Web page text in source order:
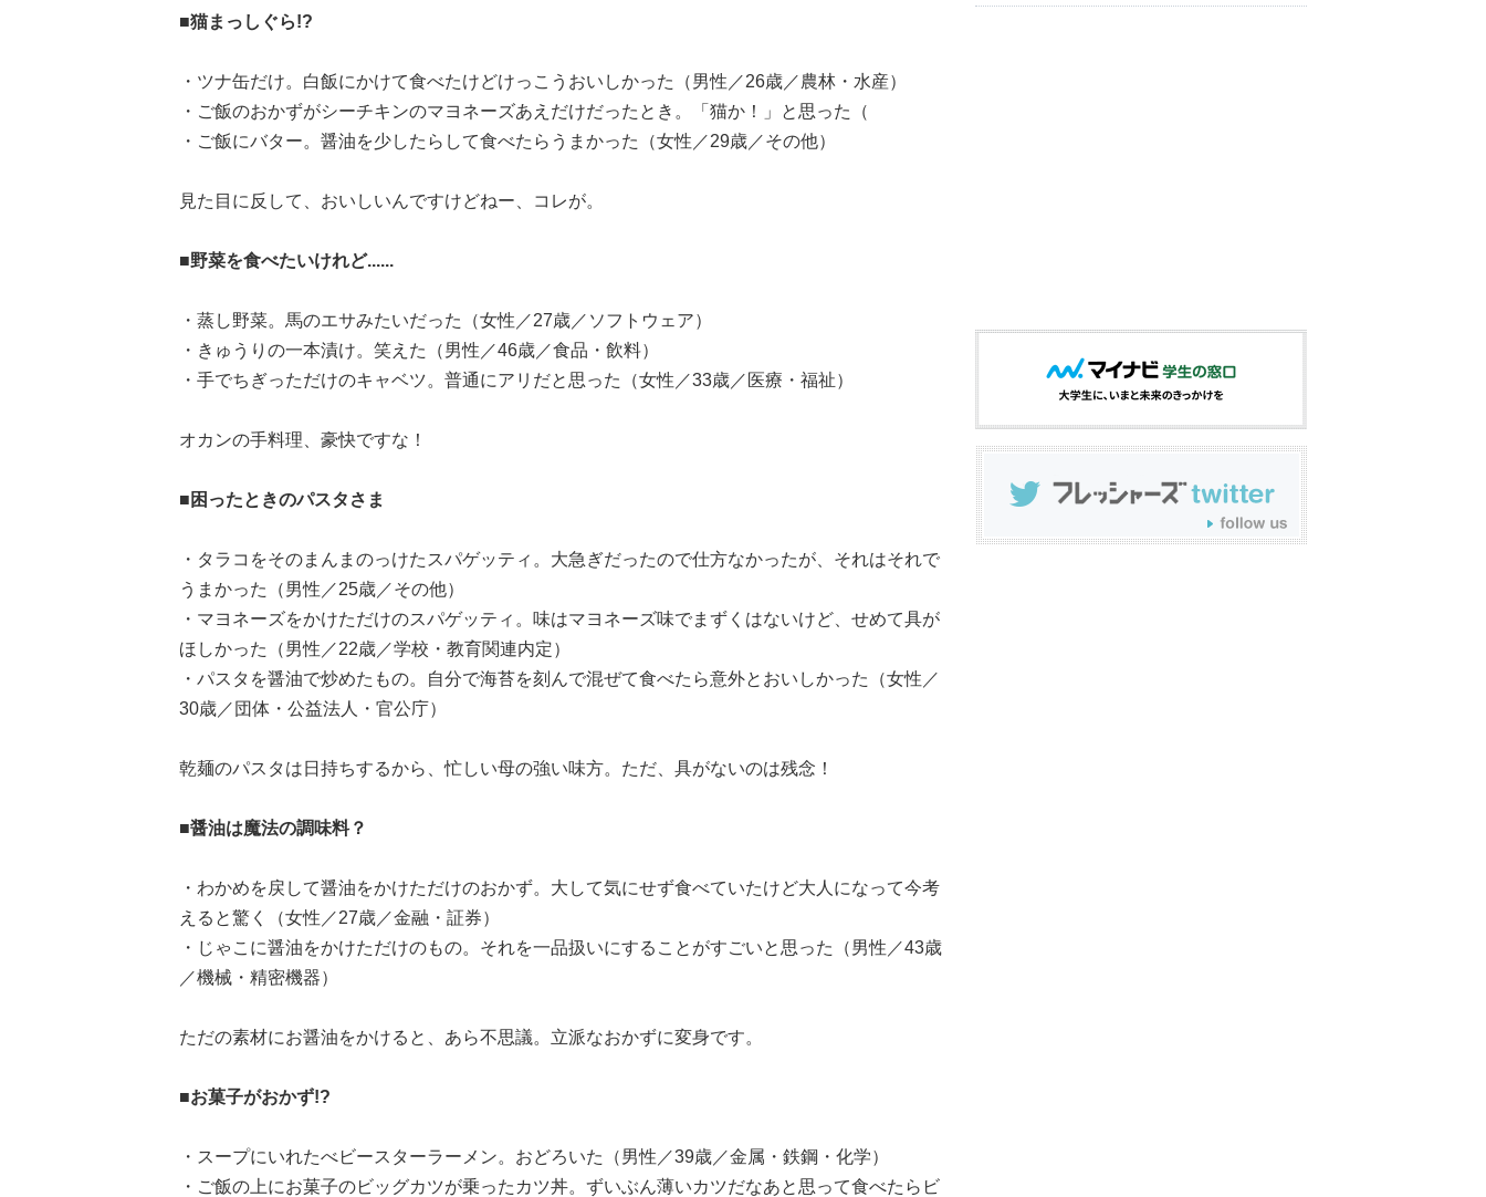
■猫まっしぐら!?
・ツナ缶だけ。白飯にかけて食べたけどけっこうおいしかった（男性／26歳／農林・水産）
・ご飯のおかずがシーチキンのマヨネーズあえだけだったとき。「猫か！」と思った（
・ご飯にバター。醤油を少したらして食べたらうまかった（女性／29歳／その他）
見た目に反して、おいしいんですけどねー、コレが。
■野菜を食べたいけれど......
・蒸し野菜。馬のエサみたいだった（女性／27歳／ソフトウェア）
・きゅうりの一本漬け。笑えた（男性／46歳／食品・飲料）
・手でちぎっただけのキャベツ。普通にアリだと思った（女性／33歳／医療・福祉）
オカンの手料理、豪快ですな！
■困ったときのパスタさま
・タラコをそのまんまのっけたスパゲッティ。大急ぎだったので仕方なかったが、それはそれで
うまかった（男性／25歳／その他）
・マヨネーズをかけただけのスパゲッティ。味はマヨネーズ味でまずくはないけど、せめて具が
ほしかった（男性／22歳／学校・教育関連内定）
・パスタを醤油で炒めたもの。自分で海苔を刻んで混ぜて食べたら意外とおいしかった（女性／
30歳／団体・公益法人・官公庁）
乾麺のパスタは日持ちするから、忙しい母の強い味方。ただ、具がないのは残念！
■醤油は魔法の調味料？
・わかめを戻して醤油をかけただけのおかず。大して気にせず食べていたけど大人になって今考
えると驚く（女性／27歳／金融・証券）
・じゃこに醤油をかけただけのもの。それを一品扱いにすることがすごいと思った（男性／43歳
／機械・精密機器）
ただの素材にお醤油をかけると、あら不思議。立派なおかずに変身です。
■お菓子がおかず!?
・スープにいれたべビースターラーメン。おどろいた（男性／39歳／金属・鉄鋼・化学）
・ご飯の上にお菓子のビッグカツが乗ったカツ丼。ずいぶん薄いカツだなあと思って食べたらビ